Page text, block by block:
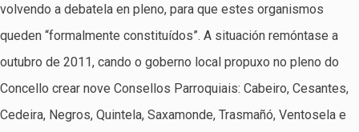
volvendo a debatela en pleno, para que estes organismos
queden “formalmente constituídos”. A situación remóntase a
outubro de 2011, cando o goberno local propuxo no pleno do
Concello crear nove Consellos Parroquiais: Cabeiro, Cesantes,
Cedeira, Negros, Quintela, Saxamonde, Trasmañó, Ventosela e